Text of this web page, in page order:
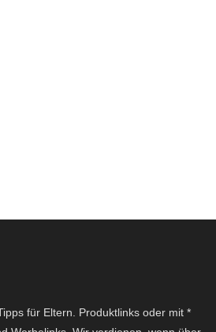
für Eltern. Produktlinks oder mit *